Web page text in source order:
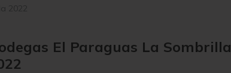
2022
El Paraguas La Sombrilla